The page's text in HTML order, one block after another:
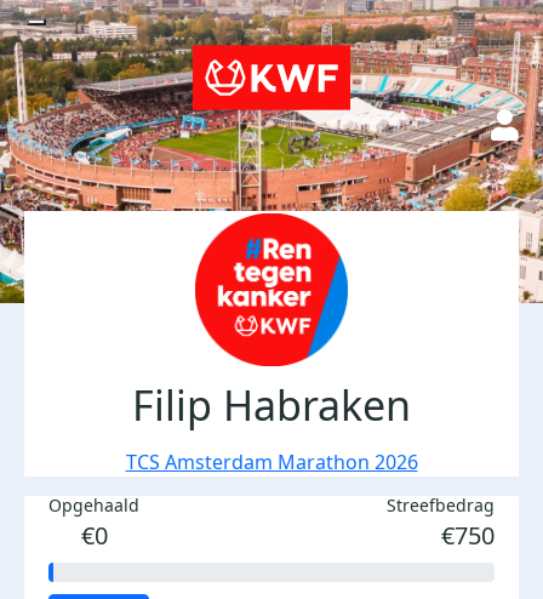
Filip Habraken
TCS Amsterdam Marathon 2026
Opgehaald
€0
Streefbedrag
€750